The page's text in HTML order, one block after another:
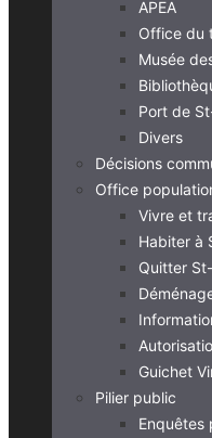
APEA
Office du
Musée
Port de
Divers
Décisions
Office
Vivre et
Habiter à
Quitter
Guichet
Pilier public
Enquêtes